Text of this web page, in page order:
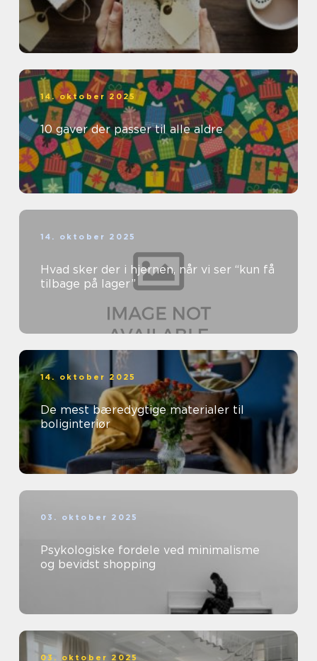
14. oktober 2025
10 gaver der passer til alle aldre
14. oktober 2025
Hvad sker der i hjernen, når vi ser “kun få
tilbage på lager”
14. oktober 2025
De mest bæredygtige materialer til
boliginteriør
03. oktober 2025
Psykologiske fordele ved minimalisme
og bevidst shopping
03. oktober 2025